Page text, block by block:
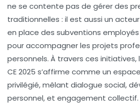
ne se contente pas de gérer des
traditionnelles : il est aussi un
en place des subventions employés
pour accompagner les projets
personnels. À travers ces initiatives,
CE 2025 s’affirme comme un
privilégié, mêlant dialogue social,
personnel, et engagement collectif.